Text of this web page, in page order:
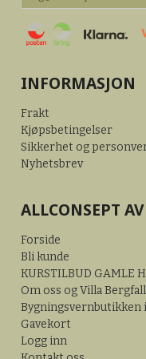
INFORMASJON
Frakt
Kjøpsbetingelser
Sikkerhet og
Nyhetsbrev
ALLCONSEPT
Forside
Bli kunde
KURSTILBUD GAMLE
Om oss og Villa Bergfall
Bygningsvernbutikken
Gavekort
Logg inn